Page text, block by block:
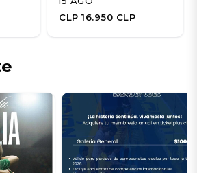
CLP 16.950 CLP